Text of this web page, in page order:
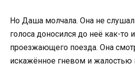
Но Даша молчала. Она не
голоса доносился до неё как-то
проезжающего поезда. Она
искажённое гневом и жалостью